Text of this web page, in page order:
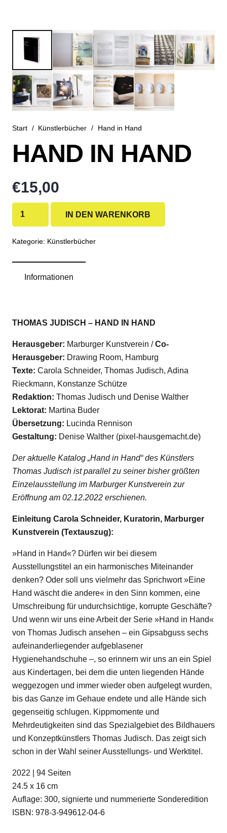
Start / Künstlerbücher / Hand in Hand
HAND IN HAND
€15,00
Menge
IN DEN WARENKORB
Kategorie: Künstlerbücher
Informationen
THOMAS JUDISCH – HAND IN HAND
Herausgeber: Marburger Kunstverein /Co-
Herausgeber: Drawing Room, Hamburg
Texte: Carola Schneider, Thomas Judisch, Adina
Rieckmann, Konstanze Schütze
Redaktion: Thomas Judisch und Denise Walther
Lektorat: Martina Buder
Übersetzung: Lucinda Rennison
Gestaltung: Denise Walther (pixel-hausgemacht.de)
Der aktuelle Katalog „Hand in Hand“ des Künstlers
Thomas Judisch ist parallel zu seiner bisher größten
Einzelausstellung im Marburger Kunstverein zur
Eröffnung am 02.12.2022 erschienen.
Einleitung Carola Schneider, Kuratorin, Marburger
Kunstverein (Textauszug):
»Hand in Hand«? Dürfen wir bei diesem
Ausstellungstitel an ein harmonisches Miteinander
denken? Oder soll uns vielmehr das Sprichwort »Eine
Hand wäscht die andere« in den Sinn kommen, eine
Umschreibung für undurchsichtige, korrupte Geschäfte?
Und wenn wir uns eine Arbeit der Serie »Hand in Hand«
von Thomas Judisch ansehen – ein Gipsabguss sechs
aufeinanderliegender aufgeblasener
Hygienehandschuhe –, so erinnern wir uns an ein Spiel
aus Kindertagen, bei dem die unten liegenden Hände
weggezogen und immer wieder oben aufgelegt wurden,
bis das Ganze im Gehaue endete und alle Hände sich
gegenseitig schlugen. Kippmomente und
Mehrdeutigkeiten sind das Spezialgebiet des Bildhauers
und Konzeptkünstlers Thomas Judisch. Das zeigt sich
schon in der Wahl seiner Ausstellungs- und Werktitel.
2022 | 94 Seiten
24.5 x 16 cm
Auflage: 300, signierte und nummerierte Sonderedition
ISBN: 978-3-949612-04-6